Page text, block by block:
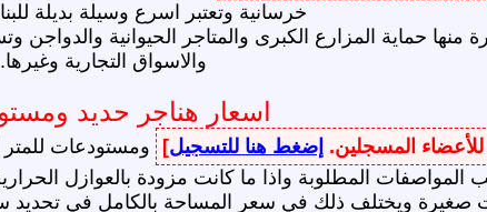
خرسانية وتعتبر اسرع وسيلة بديلة
منها حماية المزارع الكبرى والمتاجر الحيوانية
والاسواق التجارية وغيرها.
اسعار هناجر حديد
المسجلين. إضغط هنا للتسجيل]
المواصفات المطلوبة واذا ما كانت مزودة بالعوازل
ويختلف ذلك في سعر المساحة بالكامل في تحديد سعر